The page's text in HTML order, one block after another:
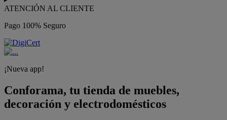
ATENCIÓN AL CLIENTE
Pago 100% Seguro
¡Nueva app!
Conforama, tu tienda de muebles,
decoración y electrodomésticos